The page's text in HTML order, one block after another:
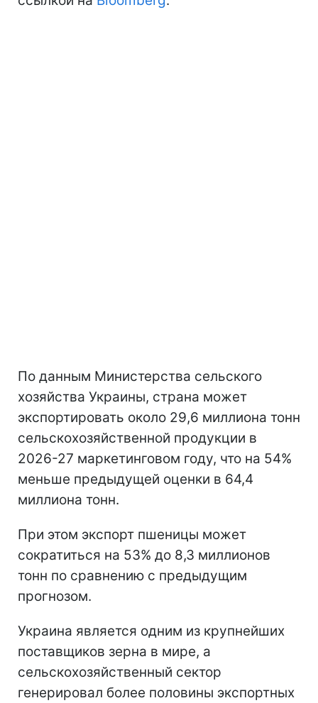
По данным Министерства сельского
хозяйства Украины, страна может
экспортировать около 29,6 миллиона тонн
сельскохозяйственной продукции в
2026-27 маркетинговом году, что на 54%
меньше предыдущей оценки в 64,4
миллиона тонн.
При этом экспорт пшеницы может
сократиться на 53% до 8,3 миллионов
тонн по сравнению с предыдущим
прогнозом.
Украина является одним из крупнейших
поставщиков зерна в мире, а
сельскохозяйственный сектор
генерировал более половины экспортных